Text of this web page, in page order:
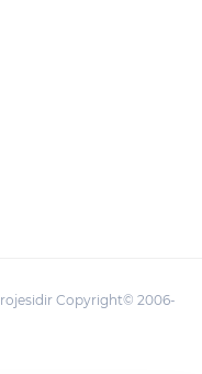
Copyright© 2006-